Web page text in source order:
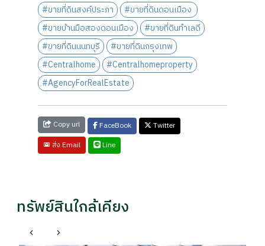
#ขายที่ดินสงค์ประภา
#ขายที่ดินดอนเมือง
#ขายบ้านมือสองดอนเมือง
#ขายที่ดินทำเลดี
#ขายที่ดินนนทบุรี
#ขายที่ดินกรุงเทพ
#Centralhome
#Centralhomeproperty
#AgencyForRealEstate
Copy url FaceBook
Twitter
ส่ง Email
Line
ทรัพย์สินใกล้เคียง